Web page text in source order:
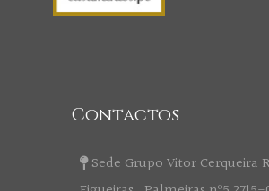
Contactos
Sede Grupo Vitor Cerqueira